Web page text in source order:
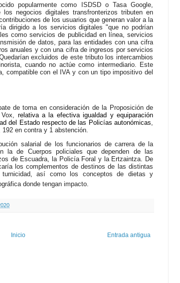
popularmente como ISDSD o Tasa Google,
negocios digitales transfronterizos tributen en
de los usuarios que generan valor a la
dirigido a los servicios digitales "que no podrían
como servicios de publicidad en línea, servicios
de datos, para las entidades con una cifra
anuales y con una cifra de ingresos por servicios
excluidos de este tributo los intercambios
cuando no actúe como intermediario. Este
compatible con el IVA y con un tipo impositivo del
de toma en consideración de la Proposición de
relativa a la efectiva igualdad y equiparación
del Estado respecto de las Policías autonómicas,
en contra y 1 abstención.
salarial de los funcionarios de carrera de la
la de Cuerpos policiales que dependen de las
de Escuadra, la Policía Foral y la Ertzaintza. De
los complementos de destinos de las distintas
turnicidad, así como los conceptos de dietas y
donde tengan impacto.
Entrada antigua
Inicio